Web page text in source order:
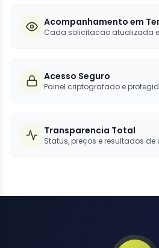
Acompanhamento em
Cada solicitacao atualizada
Acesso Seguro
Painel criptografado e
Transparencia Total
Status, preços e resultados de